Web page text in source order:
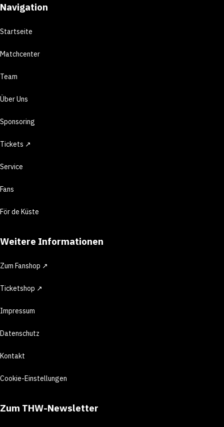
Navigation
Startseite
Matchcenter
Team
Über Uns
Sponsoring
Tickets ↗
Service
Fans
För de Küste
Weitere Informationen
Zum Fanshop ↗
Ticketshop ↗
Impressum
Datenschutz
Kontakt
Cookie-Einstellungen
Zum THW-Newsletter